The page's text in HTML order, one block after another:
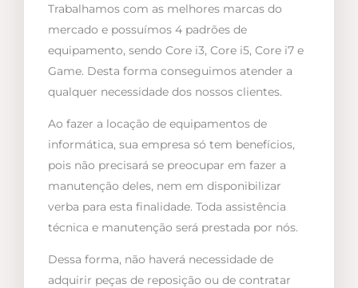
Trabalhamos com as melhores marcas do
mercado e possuímos 4 padrões de
equipamento, sendo Core i3, Core i5, Core i7 e
Game. Desta forma conseguimos atender a
qualquer necessidade dos nossos clientes.
Ao fazer a locação de equipamentos de
informática, sua empresa só tem benefícios,
pois não precisará se preocupar em fazer a
manutenção deles, nem em disponibilizar
verba para esta finalidade. Toda assistência
técnica e manutenção será prestada por nós.
Dessa forma, não haverá necessidade de
adquirir peças de reposição ou de contratar